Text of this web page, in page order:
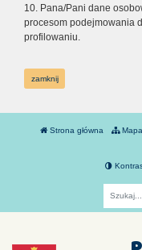
10. Pana/Pani dane
procesom podejmowania
profilowaniu.
zamknij
Strona główna